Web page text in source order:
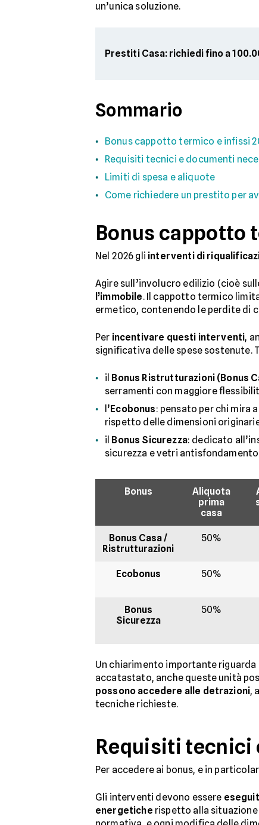
un’unica soluzione.
Prestiti Casa: richiedi fino a
Sommario
Bonus cappotto termico e infissi
Requisiti tecnici e documenti
Limiti di spesa e aliquote
Come richiedere un prestito per
Bonus cappotto
Nel 2026 gli interventi di
Agire sull’involucro edilizio (cioè
l’immobile. Il cappotto termico
ermetico, contenendo le perdite di
Per incentivare questi interventi,
significativa delle spese sostenute.
il Bonus Ristrutturazioni (Bonus
serramenti con maggiore
l’ Ecobonus: pensato per chi mira
rispetto delle dimensioni
il Bonus Sicurezza: dedicato
sicurezza e vetri
Bonus
Aliquota
prima
casa
Bonus Casa /
Ristrutturazioni
50%
Ecobonus 50%
Bonus
Sicurezza
50%
Un chiarimento importante riguarda
accatastato, anche queste unità
possono accedere alle detrazioni,
tecniche richieste.
Requisiti tecnici
Per accedere ai bonus, e in
Gli interventi devono essere
energetiche rispetto alla